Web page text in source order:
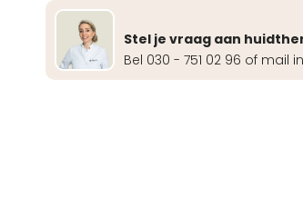
Stel je vraag aan
Bel 030 - 751 02 96 of mail